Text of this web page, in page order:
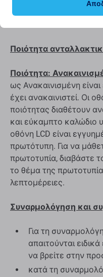
Ποιότητα
Ποιότητα:
ως Ανακαινισμένη
έχει ανακαινιστεί. Οι
ποιότητας διαθέτουν
και εύκαμπτο καλώδιο
οθόνη LCD είναι
πρωτότυπη. Για να
πρωτοτυπία, διαβάστε
το θέμα της
λεπτομέρειες.
Συναρμολόγηση και
Για τη
απαιτούνται
να βρείτε στην
κατά τη